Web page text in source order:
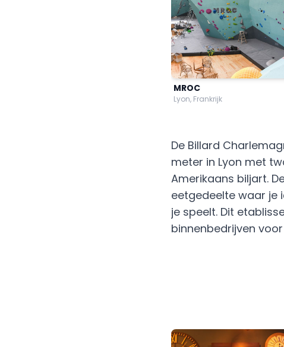
MROC
Lyon, Frankrijk
De Billard
meter in Lyon met
Amerikaans biljart.
eetgedeelte waar je
je speelt. Dit
binnenbedrijven